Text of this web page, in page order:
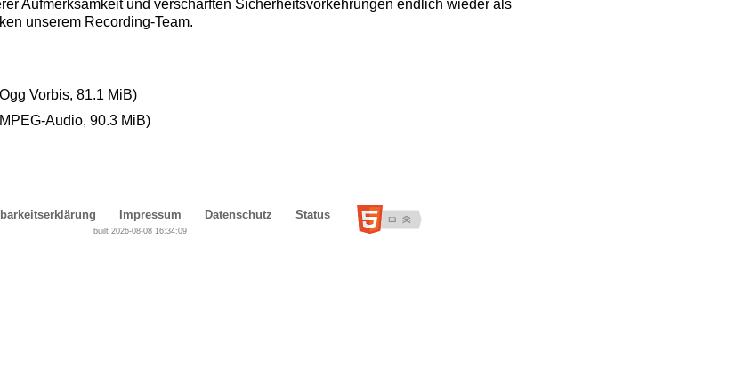
Aufmerksamkeit und verschärften Sicherheitsvorkehrungen endlich wieder als
unserem Recording-Team.
Vorbis, 81.1 MiB)
Audio, 90.3 MiB)
Impressum Datenschutz Status
built 2026-08-08 16:34:09